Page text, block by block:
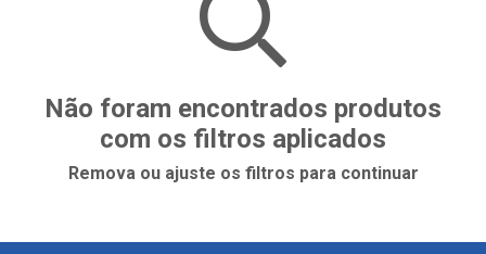
Não foram encontrados produtos
com os filtros aplicados
Remova ou ajuste os filtros para continuar